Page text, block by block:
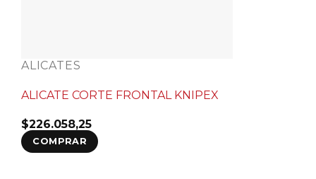
ALICATES
ALICATE CORTE FRONTAL KNIPEX
$226.058,25
COMPRAR